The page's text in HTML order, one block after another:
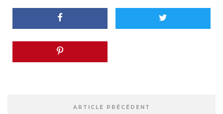
ARTICLE PRÉCÉDENT